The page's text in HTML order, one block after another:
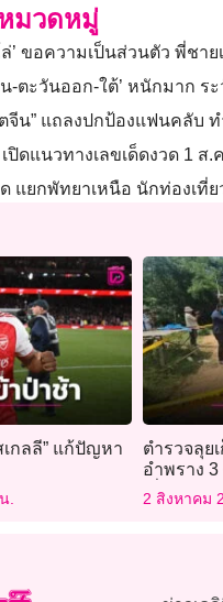
มวดหมู่
’ ขอความเป็นส่วนตัว พี่ชา
-ตะวันออก-ใต้’ หนักมาก
จีน” แถลงปกป้องแฟนคลับ
ปิดแนวทางเลขเด็ดงวด 1
แยกพัทยาเหนือ นักท่องเที่ย
เกลลี” แก้ปัญหา
.
ตำรวจลุย
อำพราง
เชื่อมโยง
2 สิงหาคม